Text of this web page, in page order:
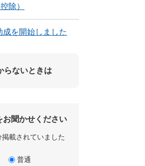
除）
を開始しました
らないときは
お聞かせください
載されていました
普通